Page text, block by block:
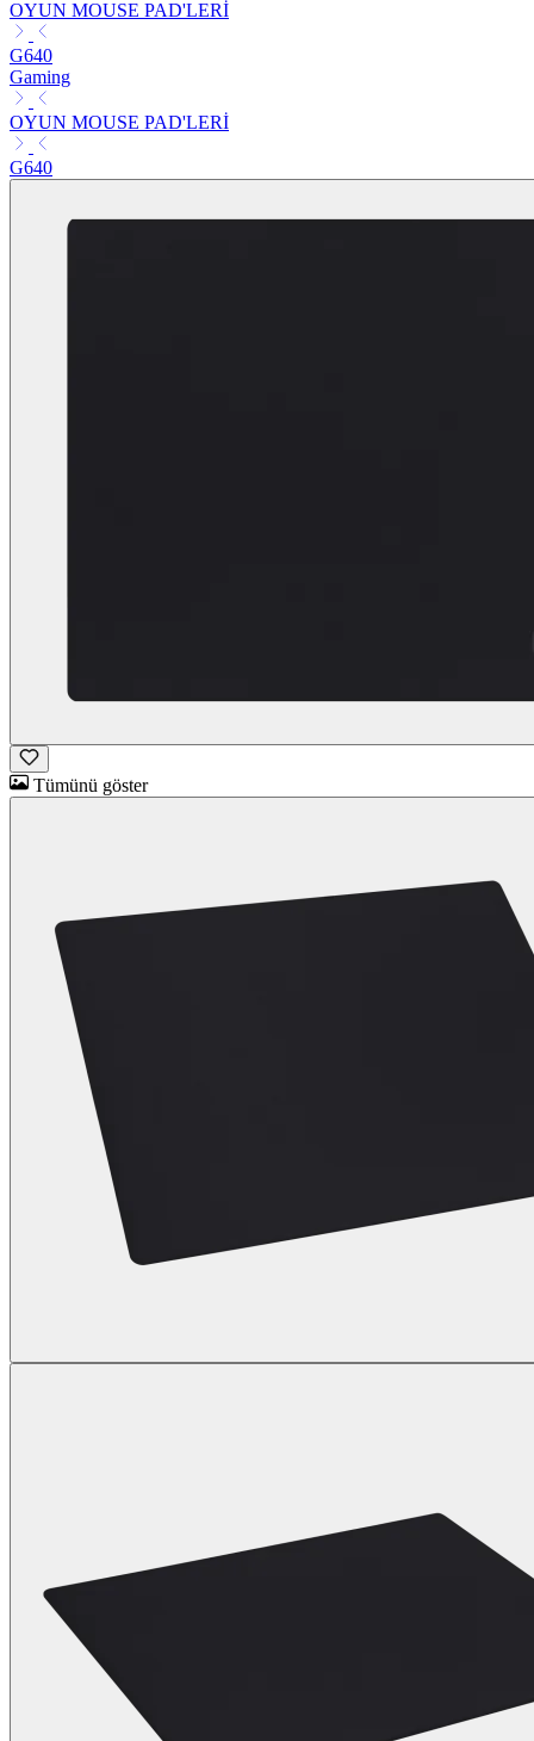
OYUN MOUSE PAD'LERİ
G640
Gaming
OYUN MOUSE PAD'LERİ
G640
Tümünü göster